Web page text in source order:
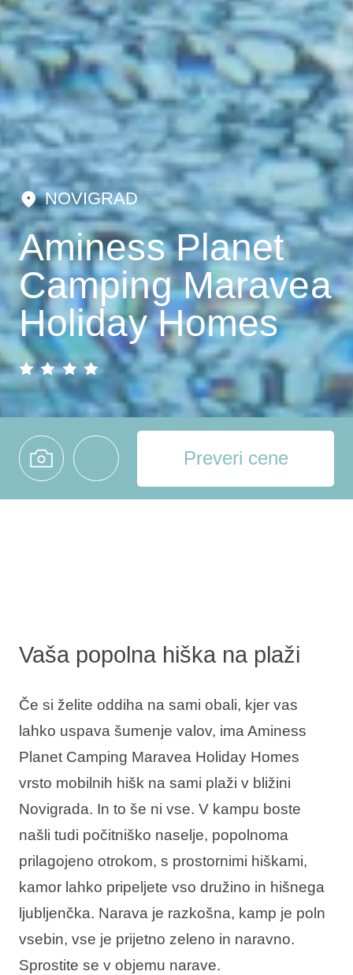
NOVIGRAD
Aminess Planet
Camping Maravea
Holiday Homes
Preveri cene
Vaša popolna hiška na plaži
Če si želite oddiha na sami obali, kjer vas
lahko uspava šumenje valov, ima Aminess
Planet Camping Maravea Holiday Homes
vrsto mobilnih hišk na sami plaži v bližini
Novigrada. In to še ni vse. V kampu boste
našli tudi počitniško naselje, popolnoma
prilagojeno otrokom, s prostornimi hiškami,
kamor lahko pripeljete vso družino in hišnega
ljubljenčka. Narava je razkošna, kamp je poln
vsebin, vse je prijetno zeleno in naravno.
Sprostite se v objemu narave.